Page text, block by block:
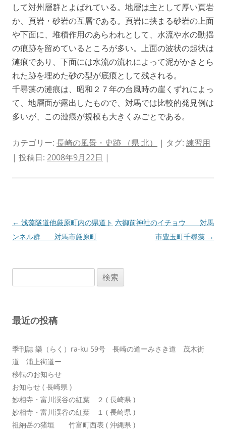
して対州層群とよばれている。地層は主として厚い頁岩
か、頁岩・砂岩の互層である。頁岩に挟まる砂岩の上面
や下面に、堆積作用のあらわれとして、水流や水の動揺
の痕跡を留めているところが多い。上面の波状の起状は
漣痕であり、下面には水流の流れによって泥がかきとら
れた跡を埋めた砂の型が底痕として残される。
千尋藻の漣痕は、昭和２７年の台風時の崖くずれによっ
て、地層面が露出したもので、対馬では比較的発見例は
多いが、この漣痕が規模も大きくみごとである。
カテゴリー: 長崎の風景・史跡 （県 北） | タグ: 練習用
| 投稿日: 2008年9月22日 |
投
稿
ョ
← 浅藻隧道他厳原町内の県道ト
ンネル群 対馬市厳原町
六御前神社のイチョウ 対馬
市豊玉町千尋藻 →
索:
最近の投稿
季刊誌 樂（らく）ra-ku 59号 長崎の道ーみさき道 茂木街
道 浦上街道ー
移転のお知らせ
お知らせ ( 長崎県 )
妙相寺・富川渓谷の紅葉 ２ ( 長崎県 )
妙相寺・富川渓谷の紅葉 １ ( 長崎県 )
祖納岳の猪垣 竹富町西表 ( 沖縄県 )